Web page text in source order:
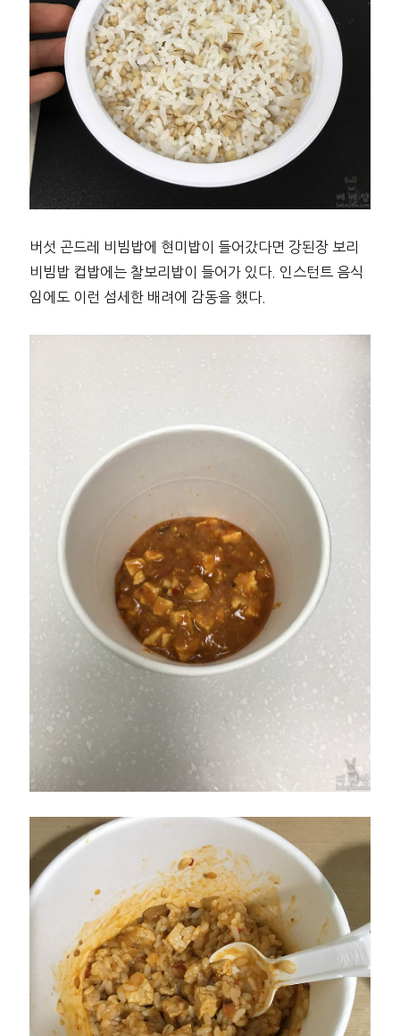
버섯 곤드레 비빔밥에 현미밥이 들어갔다면 강된장 보리
비빔밥 컵밥에는 찰보리밥이 들어가 있다. 인스턴트 음식
임에도 이런 섬세한 배려에 감동을 했다.